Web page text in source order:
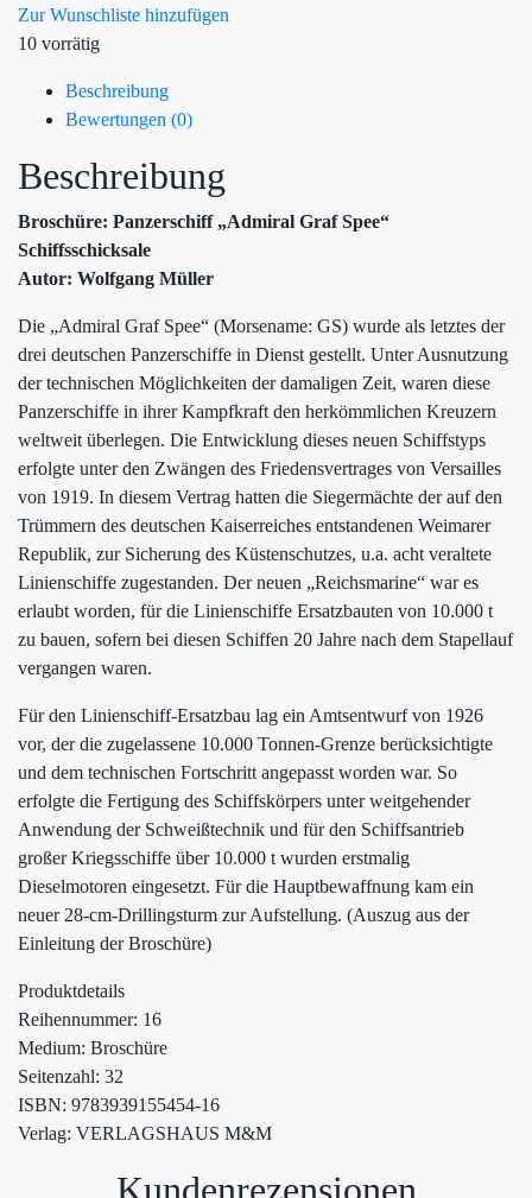
Zur Wunschliste hinzufügen
10 vorrätig
Beschreibung
Bewertungen (0)
Beschreibung
Broschüre: Panzerschiff „Admiral Graf Spee“
Schiffsschicksale
Autor: Wolfgang Müller
Die „Admiral Graf Spee“ (Morsename: GS) wurde als letztes der
drei deutschen Panzerschiffe in Dienst gestellt. Unter Ausnutzung
der technischen Möglichkeiten der damaligen Zeit, waren diese
Panzerschiffe in ihrer Kampfkraft den herkömmlichen Kreuzern
weltweit überlegen. Die Entwicklung dieses neuen Schiffstyps
erfolgte unter den Zwängen des Friedensvertrages von Versailles
von 1919. In diesem Vertrag hatten die Siegermächte der auf den
Trümmern des deutschen Kaiserreiches entstandenen Weimarer
Republik, zur Sicherung des Küstenschutzes, u.a. acht veraltete
Linienschiffe zugestanden. Der neuen „Reichsmarine“ war es
erlaubt worden, für die Linienschiffe Ersatzbauten von 10.000 t
zu bauen, sofern bei diesen Schiffen 20 Jahre nach dem Stapellauf
vergangen waren.
Für den Linienschiff-Ersatzbau lag ein Amtsentwurf von 1926
vor, der die zugelassene 10.000 Tonnen-Grenze berücksichtigte
und dem technischen Fortschritt angepasst worden war. So
erfolgte die Fertigung des Schiffskörpers unter weitgehender
Anwendung der Schweißtechnik und für den Schiffsantrieb
großer Kriegsschiffe über 10.000 t wurden erstmalig
Dieselmotoren eingesetzt. Für die Hauptbewaffnung kam ein
neuer 28-cm-Drillingsturm zur Aufstellung. (Auszug aus der
Einleitung der Broschüre)
Produktdetails
Reihennummer: 16
Medium: Broschüre
Seitenzahl: 32
ISBN: 9783939155454-16
Verlag: VERLAGSHAUS M&M